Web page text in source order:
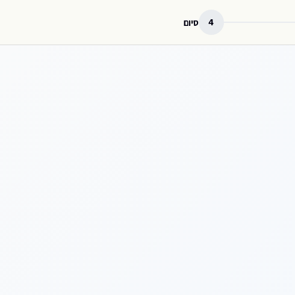
4 סיום